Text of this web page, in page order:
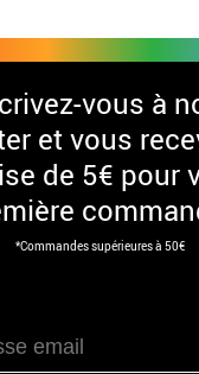
vous à
et vous
de 5€ pour
*Commandes supérieures à 50€